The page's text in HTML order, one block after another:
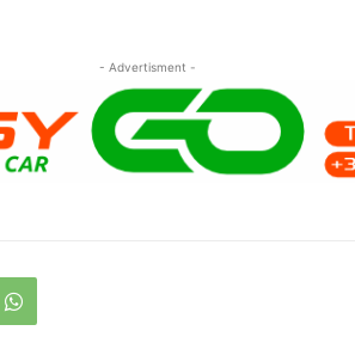
- Advertisment -